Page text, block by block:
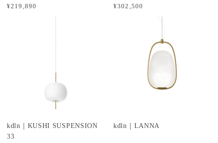
¥219,890 ¥302,500
kdln｜KUSHI SUSPENSION
33
kdln｜LANNA